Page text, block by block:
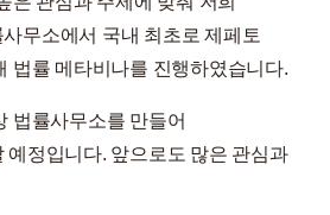
무소에서 국내 최초로 제페토
법률 메타비나를 진행하였습니다.
법률사무소를 만들어
예정입니다. 앞으로도 많은 관심과